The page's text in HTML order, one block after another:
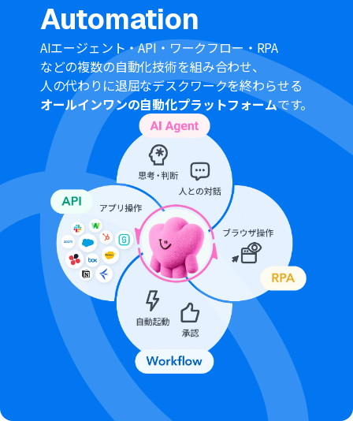
Automation
AIエージェント・API・ワークフロー・RPA
などの複数の自動化技術を組み合わせ、
人の代わりに退屈なデスクワークを終わらせる
オールインワンの自動化プラットフォームです。